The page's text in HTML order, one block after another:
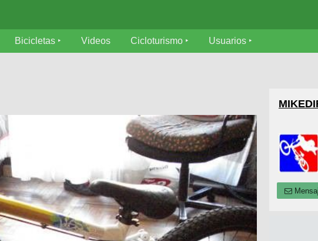
Bicicletas Videos Cicloturismo Usuarios